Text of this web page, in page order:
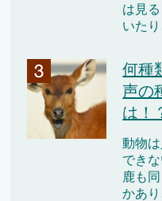
は見
いた
何種
声の
は！
動物
でき
鹿も
かあ